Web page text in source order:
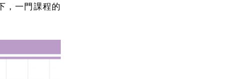
，一門課程的